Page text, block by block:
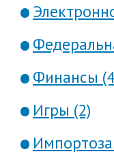
Финансы
Игры (2)